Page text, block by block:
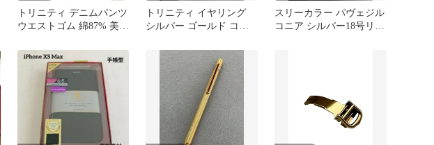
トリニティ デニムパンツ
ウエストゴム 綿87% 美品
トリニティ イヤリング
シルバー ゴールド コン
スリーカラー パヴェジル
コニア シルバー18号リン